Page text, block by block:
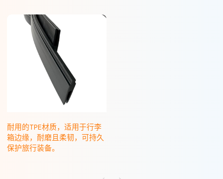
耐用的TPE材质，适用于行李
箱边缘，耐磨且柔韧，可持久
保护旅行装备。